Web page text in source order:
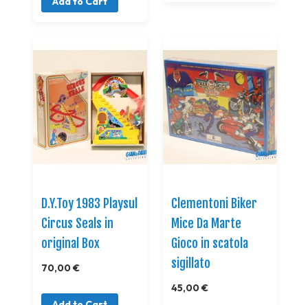
D.Y.Toy 1983 Playsul
Circus Seals in
original Box
70,00 €
Clementoni Biker
Mice Da Marte
Gioco in scatola
sigillato
45,00 €